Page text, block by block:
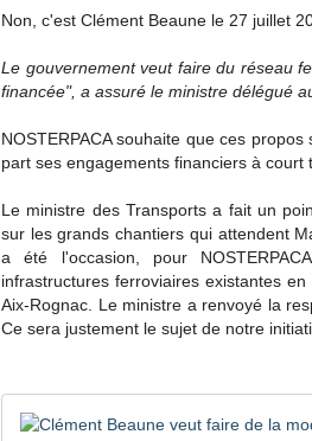
Non, c'est Clément Beaune le 27 juillet
Le gouvernement veut faire du réseau
financée", a assuré le ministre délégué
NOSTERPACA souhaite que ces
part ses engagements financiers à court
Le ministre des Transports a fait un
sur les grands chantiers qui attendent
a été l'occasion, pour
infrastructures ferroviaires existantes
Aix-Rognac. Le ministre a renvoyé la
Ce sera justement le sujet de notre